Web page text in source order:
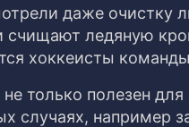
даже очистку
счищают ледяную
хоккеисты
только полезен
случаях, например